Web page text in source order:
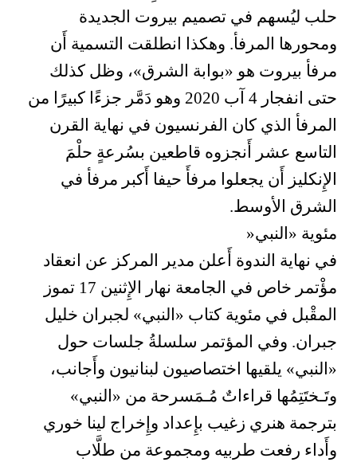
حلب ليُسهم في تصميم بيروت الجديدة
ومحورها المرفأ. وهكذا انطلقت التسمية أَن
مرفأ بيروت هو «بوابة الشرق»، وظل كذلك
حتى انفجار 4 آب 2020 وهو دَمَّر جزءًا كبيرًا من
المرفأ الذي كان الفرنسيون في نهاية القرن
التاسع عشر أَنجزوه قاطعين بسُرعةٍ حلْمَ
الإِنكليز أَن يجعلوا مرفأَ حيفا أَكبر مرفأ في
الشرق الأوسط.
مئوية «النبي«
في نهاية الندوة أَعلن مدير المركز عن انعقاد
مؤْتمر خاص في الجامعة نهار الإِثنين 17 تموز
المقْبل في مئوية كتاب «النبي» لجبران خليل
جبران. وفي المؤتمر سلسلةُ جلسات حول
«النبي» يلقيها اختصاصيون لبنانيون وأَجانب،
وتَـختَتِمُها قراءاتٌ مُـمَسرحة من «النبي»
بترجمة هنري زغيب بإِعداد وإِخراج لينا خوري
وأَداء رفعت طربيه ومجموعة من طلَّاب